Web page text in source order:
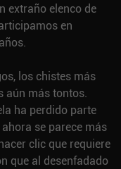
extraño elenco de
en
los chistes más
aún más tontos.
ha perdido parte
se parece más
clic que requiere
que al desenfadado